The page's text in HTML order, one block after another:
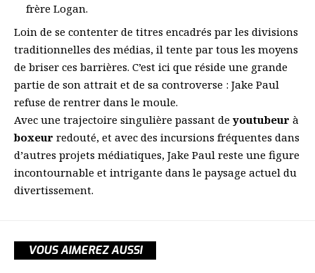
frère Logan.
Loin de se contenter de titres encadrés par les divisions
traditionnelles des médias, il tente par tous les moyens
de briser ces barrières. C’est ici que réside une grande
partie de son attrait et de sa controverse : Jake Paul
refuse de rentrer dans le moule.
Avec une trajectoire singulière passant de youtubeur à
boxeur redouté, et avec des incursions fréquentes dans
d’autres projets médiatiques, Jake Paul reste une figure
incontournable et intrigante dans le paysage actuel du
divertissement.
VOUS AIMEREZ AUSSI